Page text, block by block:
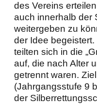
des Vereins
auch innerhalb der
weitergeben zu
der Idee
teilten sich in die
auf, die nach Alter
getrennt waren.
(Jahrgangsstufe 9
der